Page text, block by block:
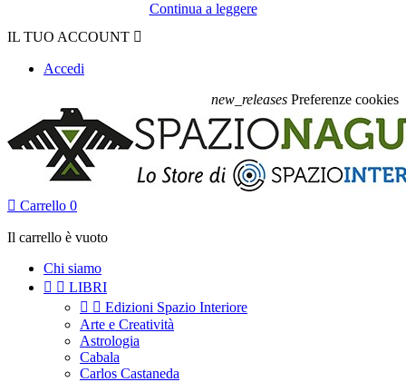
Continua a leggere
IL TUO ACCOUNT 
Accedi
new_releases Preferenze cookies
 Carrello 0
Il carrello è vuoto
Chi siamo
  LIBRI
  Edizioni Spazio Interiore
Arte e Creatività
Astrologia
Cabala
Carlos Castaneda